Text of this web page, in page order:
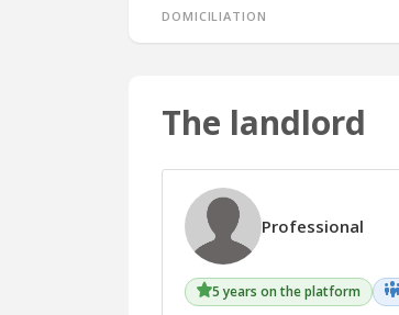
Domiciliation
The landlord
Professional
5 years on the platform